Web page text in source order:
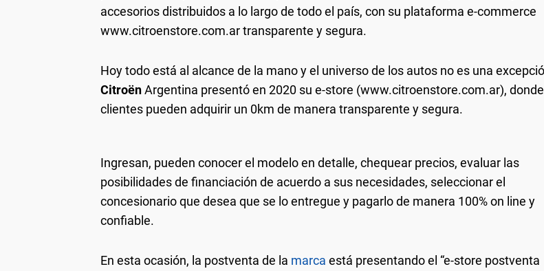
Los clientes deCitroënacceden a esta plataforma y con simples pasos pueden pagar de forma online
como pueden ser los cambios de baterías o cambios de amortiguadores, entre otros. Pueden
distintos modelos de la marca, sin la necesidad de completar datos personales.
accesorios distribuidos a lo largo de todo el país, con su plataforma e-commerce
www.citroenstore.com.ar transparente y segura.
Hoy todo está al alcance de la mano y el universo de los autos no es una
CitroënArgentina presentó en 2020 su e-store (www.citroenstore.com.ar),
clientes pueden adquirir un 0km de manera transparente y segura.
Ingresan, pueden conocer el modelo en detalle, chequear precios, evaluar las
posibilidades de financiación de acuerdo a sus necesidades, seleccionar el
concesionario que desea que se lo entregue y pagarlo de manera 100% on line y
confiable.
En esta ocasión, la postventa de la marca está presentando el “e-store postventa